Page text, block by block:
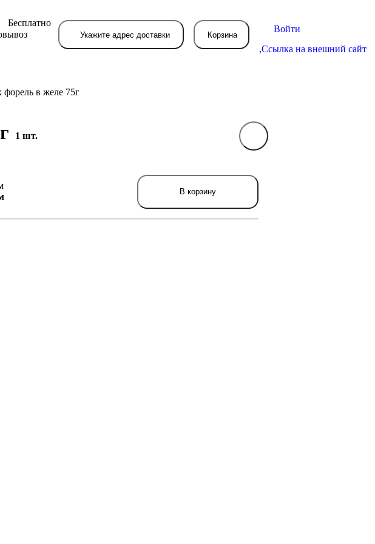
Бесплатно
Укажите адрес доставки Корзина
Войти
,Ссылка на внешний сайт
в желе 75г
1 шт.
В корзину
Тут появятся товары, которые вы закажете.